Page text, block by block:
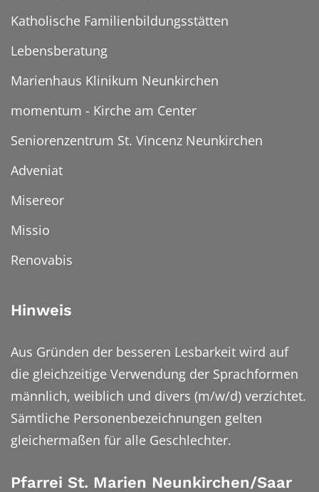
Katholische Familienbildungsstätten
Lebensberatung
Marienhaus Klinikum Neunkirchen
momentum - Kirche am Center
Seniorenzentrum St. Vincenz Neunkirchen
Adveniat
Misereor
Missio
Renovabis
Hinweis
Aus Gründen der besseren Lesbarkeit wird auf
die gleichzeitige Verwendung der Sprachformen
männlich, weiblich und divers (m/w/d) verzichtet.
Sämtliche Personenbezeichnungen gelten
gleichermaßen für alle Geschlechter.
Pfarrei St. Marien Neunkirchen/Saar